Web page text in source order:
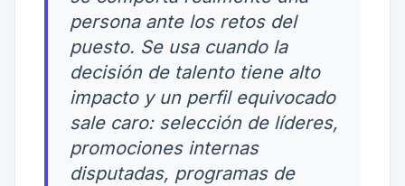
persona ante los retos del
puesto. Se usa cuando la
decisión de talento tiene alto
impacto y un perfil equivocado
sale caro: selección de líderes,
promociones internas
disputadas, programas de